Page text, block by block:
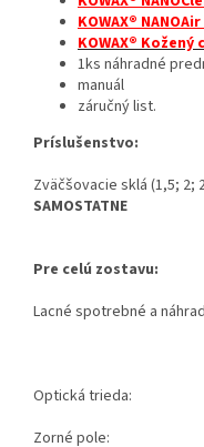
KOWAX®
KOWAX®
1ks náhradné
manuál
záručný list.
Príslušenstvo:
Zväčšovacie sklá (1,5; 2;
SAMOSTATNE
Pre celú zostavu:
Lacné spotrebné a
Optická trieda:
Zorné pole: